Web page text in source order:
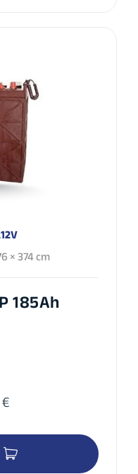
12V
× 374 cm
185Ah
€